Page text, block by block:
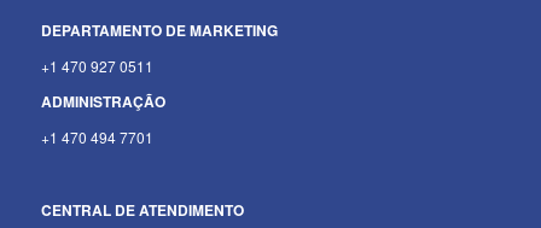
DEPARTAMENTO DE MARKETING
+1 470 927 0511
ADMINISTRAÇÃO
+1 470 494 7701
CENTRAL DE ATENDIMENTO